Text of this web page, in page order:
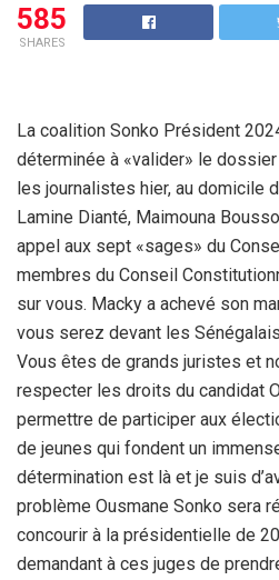
585
SHARES
La coalition Sonko Président
déterminée à «valider» le
les journalistes hier, au domicile
Lamine Dianté, Maimouna
appel aux sept «sages» du
membres du Conseil
sur vous. Macky a achevé son
vous serez devant les
Vous êtes de grands juristes et
respecter les droits du candidat
permettre de participer aux
de jeunes qui fondent un
détermination est là et je suis
problème Ousmane Sonko sera
concourir à la présidentielle de
demandant à ces juges de